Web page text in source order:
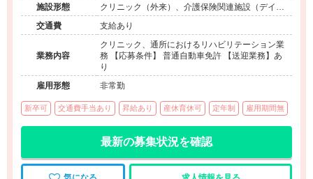
施設形態
クリニック（外来）、介護保険関連施設（デイケ
ア）
交通費 支給あり
業務内容
クリニック、通所におけるリハビリテーション業
務 【応募条件】 普通自動車免許 【送迎業務】あ
り
雇用形態
非常勤
新卒可 交通費手当あり 昇給あり 産休育休可 定年制 雇用期間無
最新の募集状況を確認